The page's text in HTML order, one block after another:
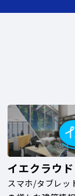
イエクラウド
スマホ/タブレ